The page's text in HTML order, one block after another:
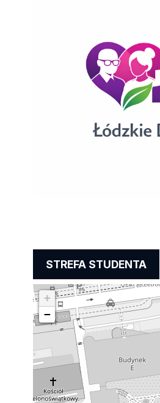
STREFA STUDENTA
+
−